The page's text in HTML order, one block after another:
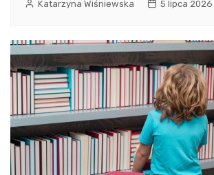
Katarzyna Wiśniewska 5 lipca 2026